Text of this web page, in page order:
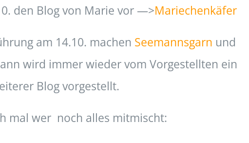
den Blog von Marie vor —>Mariechenkäfer
am 14.10. machen Seemannsgarn und
wird immer wieder vom Vorgestellten ein
Blog vorgestellt.
mal wer noch alles mitmischt: